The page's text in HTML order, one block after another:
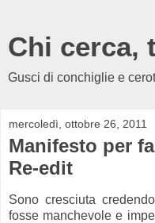
Chi cerca,
Gusci di conchiglie e
mercoledì, ottobre 26, 2011
Manifesto per
Re-edit
Sono cresciuta
fosse manchevole e